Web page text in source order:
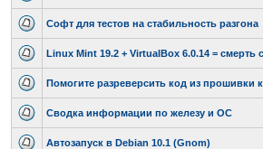
Софт для тестов на стабильность разгона
Linux Mint 19.2 + VirtualBox 6.0.14 = смерть
Помогите разреверсить код из прошивки
Сводка информации по железу и ОС
Автозапуск в Debian 10.1 (Gnom)